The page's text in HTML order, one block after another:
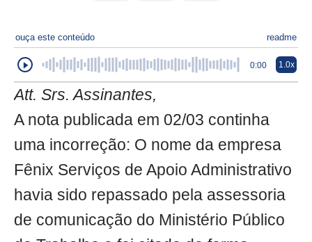
ouça este conteúdo readme
0:00 1.0x
Att. Srs. Assinantes,
A nota publicada em 02/03 continha
uma incorreção: O nome da empresa
Fênix Serviços de Apoio Administrativo
havia sido repassado pela assessoria
de comunicação do Ministério Público